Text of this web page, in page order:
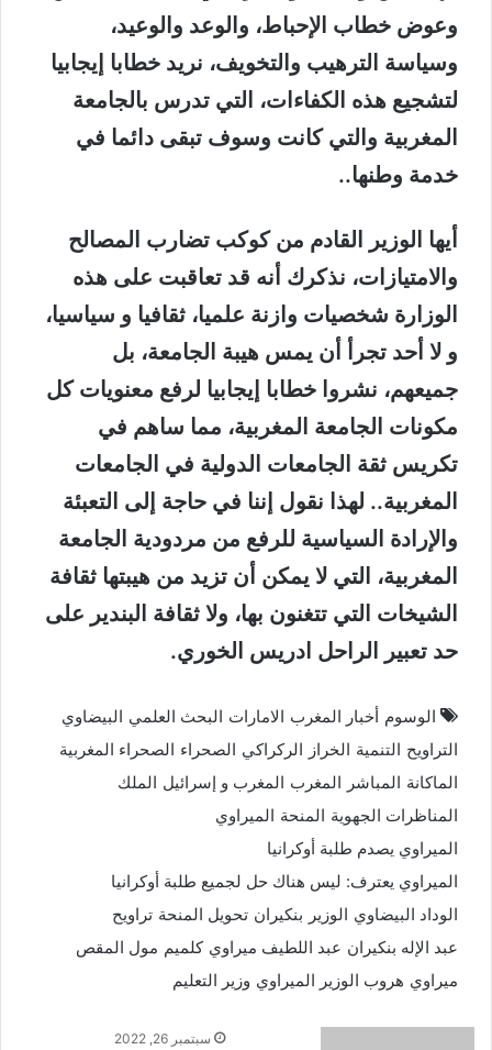
وعوض خطاب الإحباط، والوعد والوعيد،
وسياسة الترهيب والتخويف، نريد خطابا إيجابيا
لتشجيع هذه الكفاءات، التي تدرس بالجامعة
المغربية والتي كانت وسوف تبقى دائما في
خدمة وطنها..
أيها الوزير القادم من كوكب تضارب المصالح
والامتيازات، نذكرك أنه قد تعاقبت على هذه
الوزارة شخصيات وازنة علميا، ثقافيا و سياسيا،
و لا أحد تجرأ أن يمس هيبة الجامعة، بل
جميعهم، نشروا خطابا إيجابيا لرفع معنويات كل
مكونات الجامعة المغربية، مما ساهم في
تكريس ثقة الجامعات الدولية في الجامعات
المغربية.. لهذا نقول إننا في حاجة إلى التعبئة
والإرادة السياسية للرفع من مردودية الجامعة
المغربية، التي لا يمكن أن تزيد من هيبتها ثقافة
الشيخات التي تتغنون بها، ولا ثقافة البندير على
حد تعبير الراحل ادريس الخوري.
الوسوم أخبار المغرب الامارات البحث العلمي البيضاوي
التراويح التنمية الخراز الركراكي الصحراء الصحراء المغربية
الماكانة المباشر المغرب المغرب و إسرائيل الملك
المناظرات الجهوية المنحة الميراوي
الميراوي يصدم طلبة أوكرانيا
الميراوي يعترف: ليس هناك حل لجميع طلبة أوكرانيا
الوداد البيضاوي الوزير بنكيران تحويل المنحة تراويح
عبد الإله بنكيران عبد اللطيف ميراوي كلميم مول المقص
ميراوي هروب الوزير الميراوي وزير التعليم
أرسلسبتمبر 26, 2022